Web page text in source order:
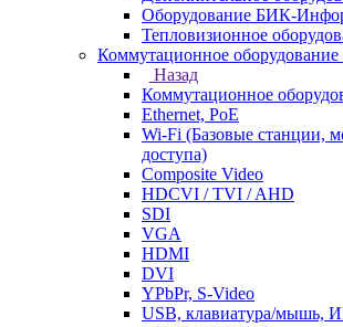
Оборудование БИК-
Тепловизионное
Коммутационное оборудование
Назад
Коммутационное
Ethernet, PoE
Wi-Fi (Базовые станции,
доступа)
Composite Video
HDCVI / TVI / AHD
SDI
VGA
HDMI
DVI
YPbPr, S-Video
USB, клавиатура/мышь,